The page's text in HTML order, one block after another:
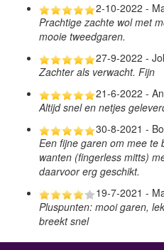
2-10-2022 -
Prachtige zachte wol met
mooie tweedgaren.
27-9-2022 -
Zachter als verwacht. Fijn
21-6-2022 -
Altijd snel en netjes
30-8-2021 -
Een fijne garen om mee te
wanten (fingerless mitts)
daarvoor erg geschikt.
19-7-2021 -
Pluspunten: mooi garen,
breekt snel